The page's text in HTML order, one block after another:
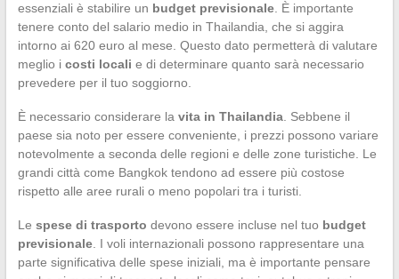
essenziali è stabilire un budget previsionale. È importante
tenere conto del salario medio in Thailandia, che si aggira
intorno ai 620 euro al mese. Questo dato permetterà di valutare
meglio i costi locali e di determinare quanto sarà necessario
prevedere per il tuo soggiorno.
È necessario considerare la vita in Thailandia. Sebbene il
paese sia noto per essere conveniente, i prezzi possono variare
notevolmente a seconda delle regioni e delle zone turistiche. Le
grandi città come Bangkok tendono ad essere più costose
rispetto alle aree rurali o meno popolari tra i turisti.
Le spese di trasporto devono essere incluse nel tuo budget
previsionale. I voli internazionali possono rappresentare una
parte significativa delle spese iniziali, ma è importante pensare